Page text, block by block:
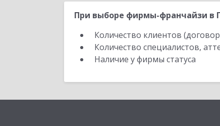
При выборе фирмы-франчайзи в
Количество клиентов
Количество специалистов,
Наличие у фирмы статуса